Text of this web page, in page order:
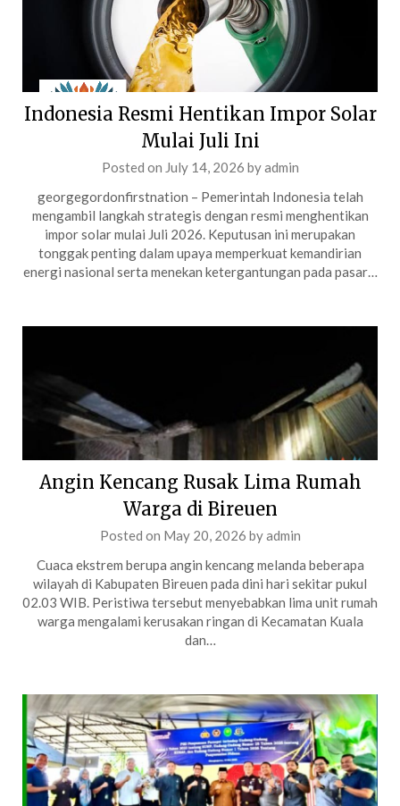
Indonesia Resmi Hentikan Impor Solar
Mulai Juli Ini
Posted on July 14, 2026 byadmin
georgegordonfirstnation – Pemerintah Indonesia telah
mengambil langkah strategis dengan resmi menghentikan
impor solar mulai Juli 2026. Keputusan ini merupakan
tonggak penting dalam upaya memperkuat kemandirian
energi nasional serta menekan ketergantungan pada pasar…
Angin Kencang Rusak Lima Rumah
Warga di Bireuen
Posted on May 20, 2026 byadmin
Cuaca ekstrem berupa angin kencang melanda beberapa
wilayah di Kabupaten Bireuen pada dini hari sekitar pukul
02.03 WIB. Peristiwa tersebut menyebabkan lima unit rumah
warga mengalami kerusakan ringan di Kecamatan Kuala
dan…